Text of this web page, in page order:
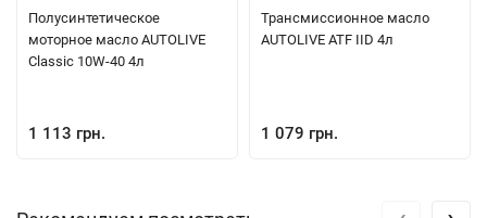
Полуcинтетическое
моторное масло AUTOLIVE
Classic 10W-40 4л
1 113 грн.
Трансмиссионное масло
AUTOLIVE ATF IID 4л
1 079 грн.